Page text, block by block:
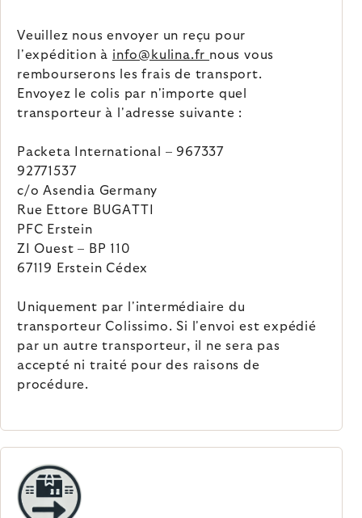
Veuillez nous envoyer un reçu pour
l'expédition à info@kulina.fr nous vous
rembourserons les frais de transport.
Envoyez le colis par n'importe quel
transporteur à l'adresse suivante :
Packeta International – 967337
92771537
c/o Asendia Germany
Rue Ettore BUGATTI
PFC Erstein
ZI Ouest – BP 110
67119 Erstein Cédex
Uniquement par l'intermédiaire du
transporteur Colissimo. Si l'envoi est expédié
par un autre transporteur, il ne sera pas
accepté ni traité pour des raisons de
procédure.